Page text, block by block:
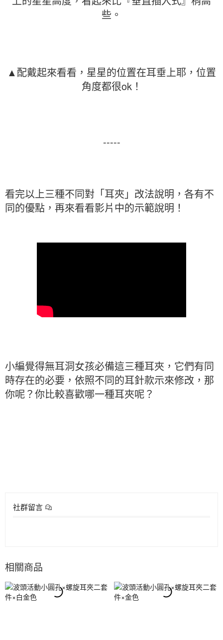
些。
▲配戴起來看看，星星的位置在耳垂上耶，位置
角度都很ok！
-----
看完以上三種不同對「耳夾」改法說明，各有不
同的優點，再來看看影片中的示範說明！
小編覺得無耳洞女孩必備這三種耳夾，它們有同
時存在的必要，依照不同的耳針款示來修改，那
你呢？你比較喜歡哪一種耳夾呢？
社群留言
相關商品